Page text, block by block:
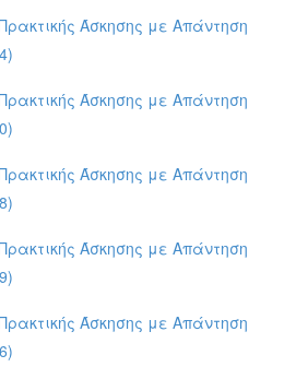
Άσκησης με Απάντηση
Άσκησης με Απάντηση
Άσκησης με Απάντηση
Άσκησης με Απάντηση
Άσκησης με Απάντηση